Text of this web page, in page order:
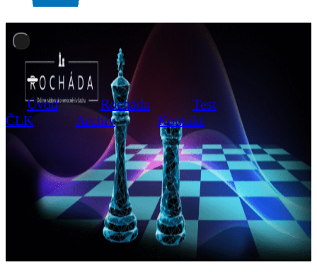
Úvod Rocháda
Test
ČLK
Archiv Kontakt